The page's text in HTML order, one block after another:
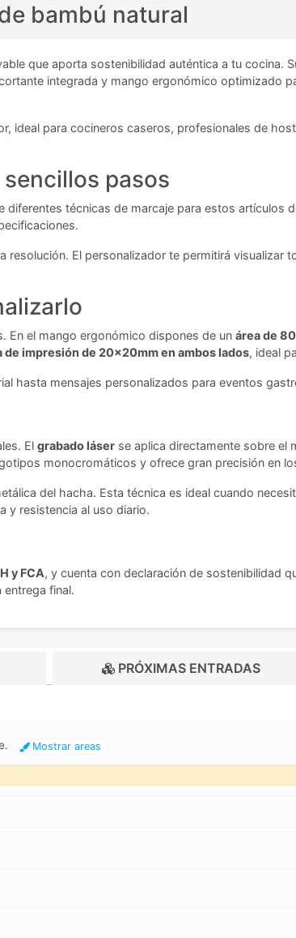
bambú natural
que aporta sostenibilidad auténtica a tu cocina.
integrada y mango ergonómico optimizado
ideal para cocineros caseros, profesionales de
pasos
técnicas de marcaje para estos artículos
El personalizador te permitirá visualizar
En el mango ergonómico dispones de un área de
de impresión de 20x20mm en ambos lados, ideal
hasta mensajes personalizados para eventos
El grabado láser se aplica directamente sobre el
monocromáticos y ofrece gran precisión en
del hacha. Esta técnica es ideal cuando
y resistencia al uso diario.
y FCA, y cuenta con declaración de sostenibilidad
final.
PRÓXIMAS ENTRADAS
Mostrar areas